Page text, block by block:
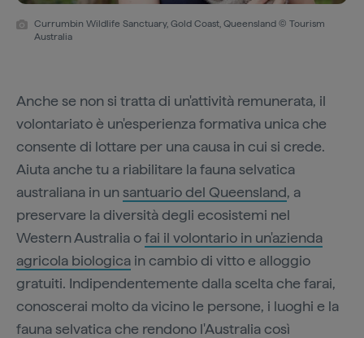
Currumbin Wildlife Sanctuary, Gold Coast, Queensland © Tourism
Australia
Anche se non si tratta di un'attività remunerata, il
volontariato è un'esperienza formativa unica che
consente di lottare per una causa in cui si crede.
Aiuta anche tu a riabilitare la fauna selvatica
australiana in unsantuario del Queensland, a
preservare la diversità degli ecosistemi nel
Western Australia ofai il volontario in un'azienda
agricola biologica in cambio di vitto e alloggio
gratuiti. Indipendentemente dalla scelta che farai,
conoscerai molto da vicino le persone, i luoghi e la
fauna selvatica che rendono l'Australia così